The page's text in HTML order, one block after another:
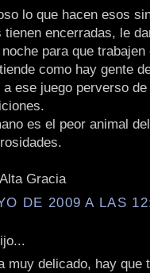
lo que hacen esos
encerradas, le
para que
como hay gente
ese juego perverso
es el peor animal
Gracia
DE 2009 A LAS
muy delicado, hay que